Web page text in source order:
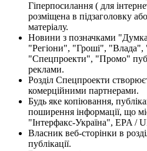
Гіперпосилання ( для
розміщена в підзаголовку
матеріалу.
Новини з позначками
"Регіони", "Гроші",
"Спецпроекти", "Промо"
реклами.
Розділ Спецпроекти
комерційними партнерами.
Будь яке копіювання,
поширення інформації, що
"Інтерфакс-Україна", EPA /
Власник веб-сторінки в
публікації.